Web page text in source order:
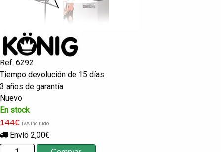
Ref. 6292
Tiempo devolución de 15 días
3 años de garantía
Nuevo
En stock
144€ IVA incluido
Envío 2,00€